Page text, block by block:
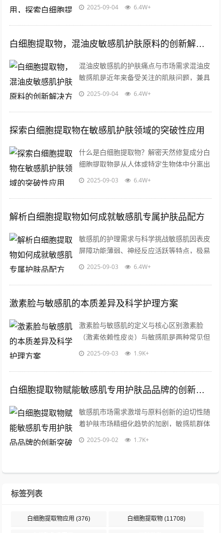
种皮肤屏障功能受损、对外界刺激反应过度
2025-09-04 6.4W+
白细胞提取物，混油皮敏感肌护肤原料的创新解决方案
混油皮敏感肌的护肤痛点与市场需求混油皮
敏感肌是近年来备受关注的肌肤问题，兼具
油性肌肤的油脂分泌旺盛与敏感肌的屏障脆
2025-09-04 6.4W+
探索白细胞提取物在敏感肌护肤领域的突破性应用
什么是白细胞提取物？解密天然修复成分白
细胞提取物是从人体或特定生物体中分离出
的功能性成分,其核心价值来源于白细胞天
2025-09-03 6.4W+
解析白细胞提取物如何成就敏感肌专属护肤品配方
敏感肌的护理需求与科学挑战敏感肌因表皮
屏障功能薄弱、神经反应活跃等特点，极易
受外界刺激引发红肿、干燥或刺痛，这类肌
2025-09-03 6.4W+
激素脸与敏感肌的本质差异及科学护理方案
激素脸与敏感肌的定义与核心区别激素脸
（激素依赖性皮炎）与敏感肌是两种常见但
成因完全不同的皮肤问题，激素脸是由于长
致...
2025-09-03 1.9K+
白细胞提取物赋能敏感肌专用护肤品品牌的创新突破
敏感肌市场需求激增与原料创新的迫切性随
着护肤市场精细化趋势的加剧，敏感肌群体
对安全、高效护肤品的需求呈现爆发式增
2025-09-02 1.7K+
标签列表
白细胞提取物应用 (376) 白细胞提取物(11708)